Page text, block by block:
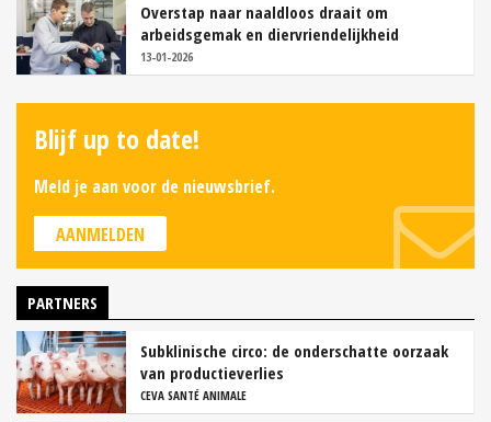
Overstap naar naaldloos draait om
arbeidsgemak en diervriendelijkheid
13-01-2026
Blijf up to date!
Meld je aan voor de nieuwsbrief.
AANMELDEN
PARTNERS
Subklinische circo: de onderschatte oorzaak
van productieverlies
CEVA SANTÉ ANIMALE